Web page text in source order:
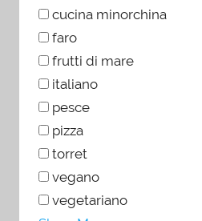
cucina minorchina
faro
frutti di mare
italiano
pesce
pizza
torret
vegano
vegetariano